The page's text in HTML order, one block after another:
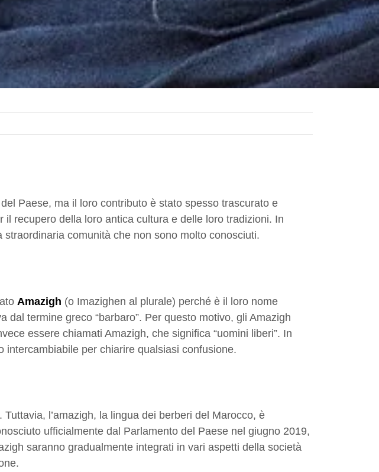
Paese, ma il loro contributo è stato spesso trascurato e
recupero della loro antica cultura e delle loro tradizioni. In
comunità che non sono molto conosciuti.
Amazigh (o Imazighen al plurale) perché è il loro nome
dal termine greco “barbaro”. Per questo motivo, gli Amazigh
essere chiamati Amazigh, che significa “uomini liberi”. In
intercambiabile per chiarire qualsiasi confusione.
l’amazigh, la lingua dei berberi del Marocco, è
ufficialmente dal Parlamento del Paese nel giugno 2019,
saranno gradualmente integrati in vari aspetti della società